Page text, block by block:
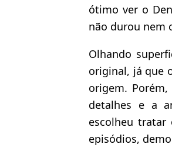
ótimo ver o
não durou nem
Olhando
original, já que
origem.
detalhes e a
escolheu
episódios,